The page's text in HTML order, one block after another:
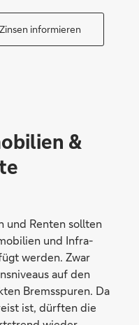
informieren
&
und Renten sollten
und Infra-
werden. Zwar
auf den
Bremsspuren. Da
ist, dürften die